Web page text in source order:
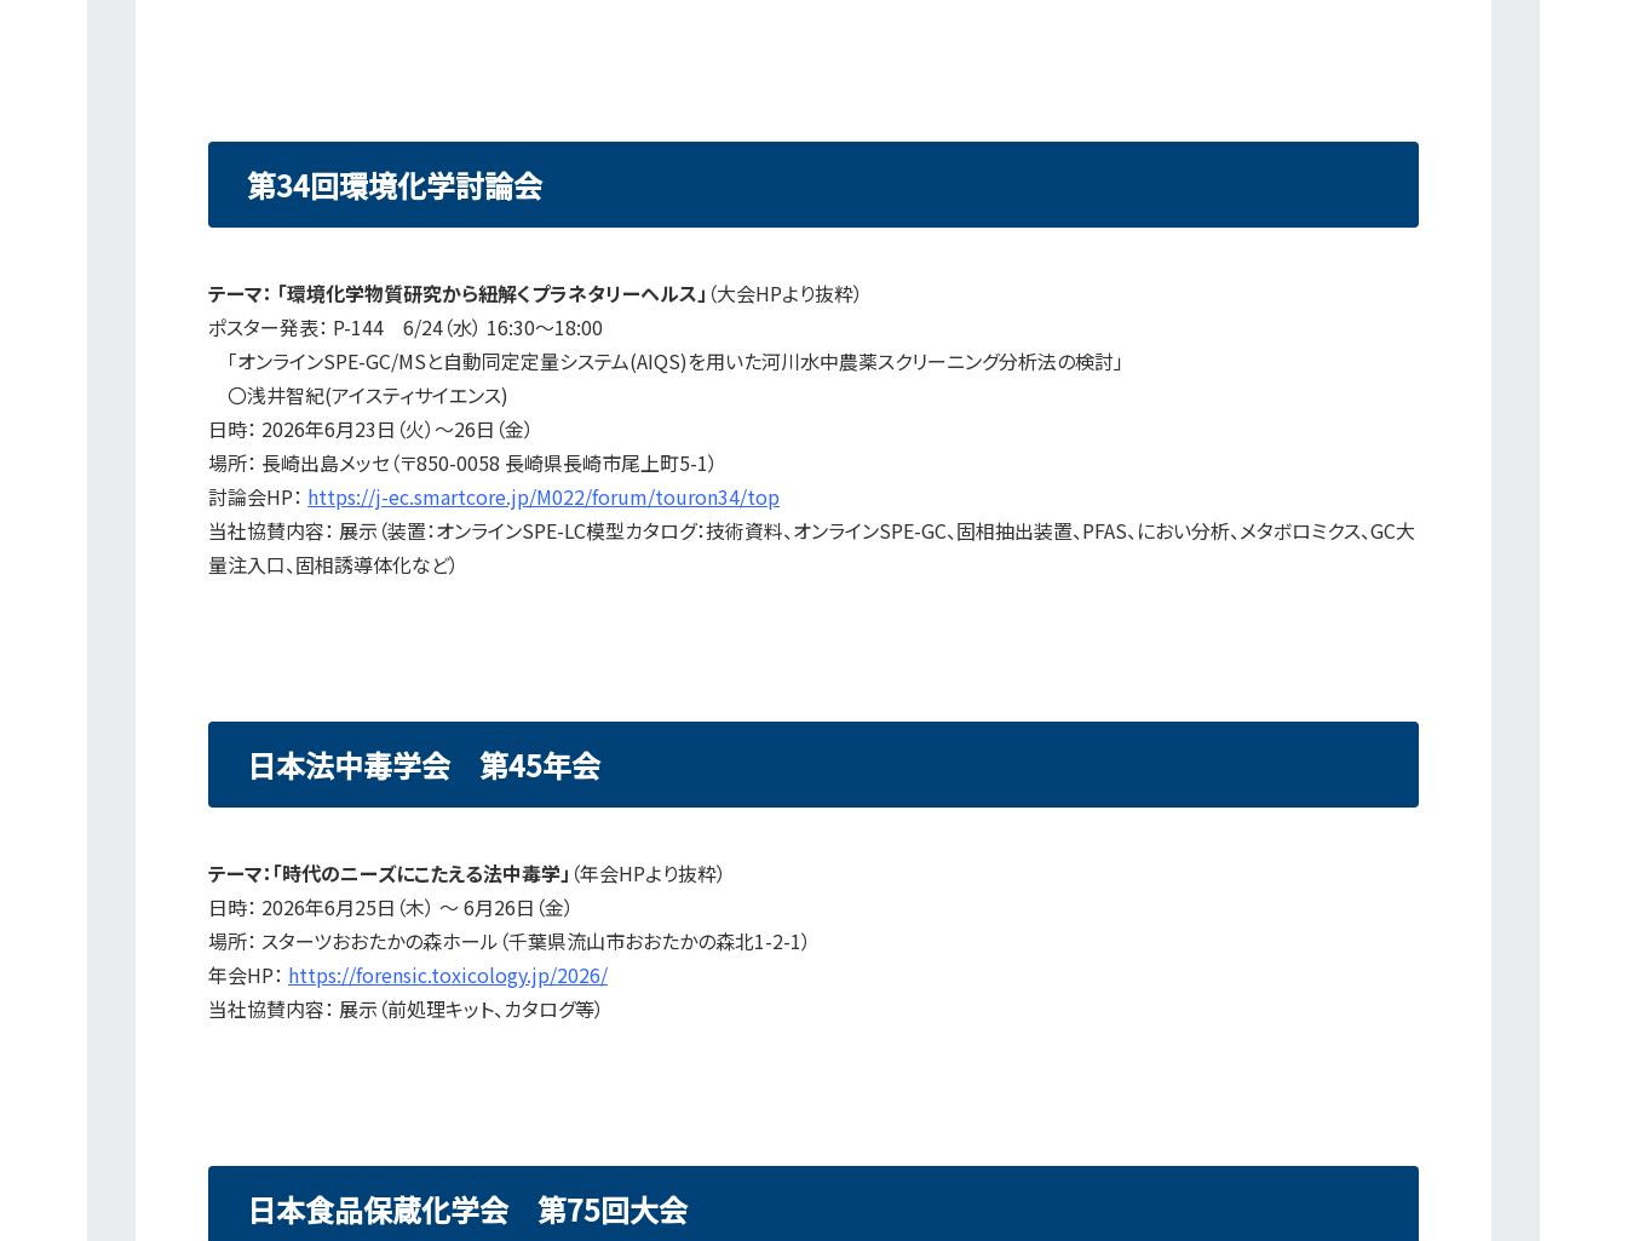
第34回環境化学討論会
テーマ： 「環境化学物質研究から紐解くプラネタリーヘルス」 （大会HPより抜粋）
ポスター発表： P-144 6/24（水） 16:30～18:00
「オンラインSPE-GC/MSと自動同定定量システム(AIQS)を用いた河川水中農薬スクリーニング分析法の検討」
〇浅井智紀(アイスティサイエンス)
日時： 2026年6月23日（火）～26日（金）
場所： 長崎出島メッセ（〒850-0058 長崎県長崎市尾上町5-1）
討論会HP： https://j-ec.smartcore.jp/M022/forum/touron34/top
当社協賛内容： 展示（装置：オンラインSPE-LC模型カタログ：技術資料、オンラインSPE-GC、固相抽出装置、PFAS、におい分析、メタボロミクス、GC大
量注入口、固相誘導体化など）
日本法中毒学会 第45年会
テーマ：「時代のニーズにこたえる法中毒学」 （年会HPより抜粋）
日時： 2026年6月25日（木） ～ 6月26日（金）
場所： スターツおおたかの森ホール（千葉県流山市おおたかの森北1-2-1）
年会HP： https://forensic.toxicology.jp/2026/
当社協賛内容： 展示（前処理キット、カタログ等）
日本食品保蔵化学会 第75回大会